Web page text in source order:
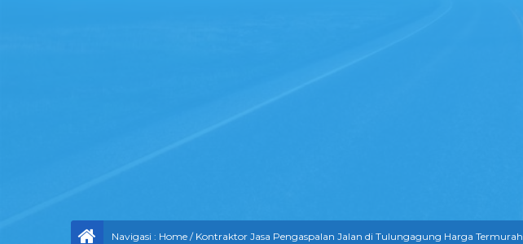
Navigasi : Home / Kontraktor Jasa Pengaspalan Jalan di Tulungagung Harga Termurah